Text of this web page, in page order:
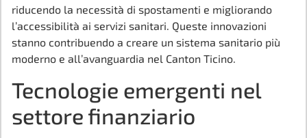
riducendo la necessità di spostamenti e migliorando
l’accessibilità ai servizi sanitari. Queste innovazioni
stanno contribuendo a creare un sistema sanitario più
moderno e all’avanguardia nel Canton Ticino.
Tecnologie emergenti nel
settore finanziario